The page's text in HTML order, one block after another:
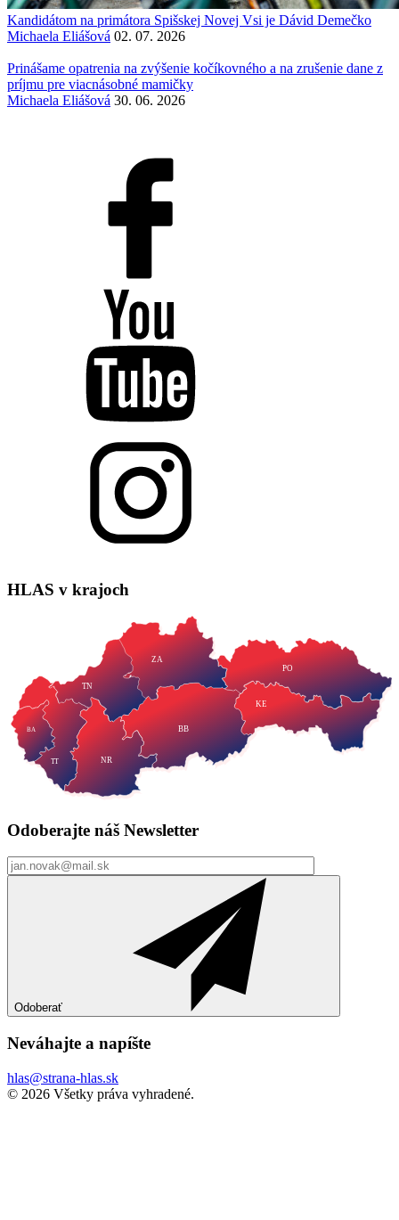
Kandidátom na primátora Spišskej Novej Vsi je Dávid Demečko
Michaela Eliášová 02. 07. 2026
Prinášame opatrenia na zvýšenie kočíkovného a na zrušenie dane z
príjmu pre viacnásobné mamičky
Michaela Eliášová 30. 06. 2026
HLAS v krajoch
TT NR
TN
ZA
BB
PO
KE
BA
Odoberajte náš Newsletter
Odoberať
Neváhajte a napíšte
hlas@strana-hlas.sk
©️ 2026 Všetky práva vyhradené.